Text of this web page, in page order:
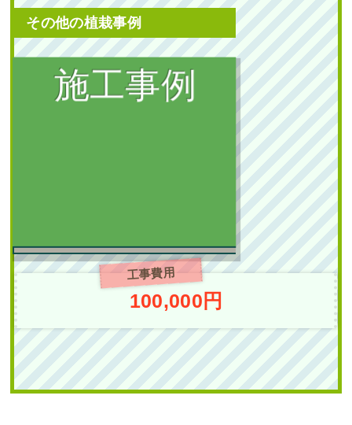
その他の植栽事例
植栽
大阪市城東区K様
作業前 作業後 新築の植栽スペ
工事費用
100,000円